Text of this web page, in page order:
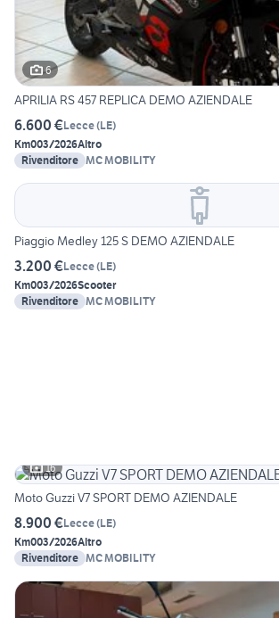
6
APRILIA RS 457 REPLICA DEMO AZIENDALE
6.600 €Lecce(LE)
Km003/2026Altro
Rivenditore MC MOBILITY
Piaggio Medley 125 S DEMO AZIENDALE
3.200 €Lecce(LE)
Km003/2026Scooter
Rivenditore MC MOBILITY
16
Moto Guzzi V7 SPORT DEMO AZIENDALE
8.900 €Lecce(LE)
Km003/2026Altro
Rivenditore MC MOBILITY